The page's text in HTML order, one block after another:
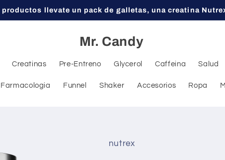
productos llevate un pack de galletas, una creatina
Mr. Candy
Creatinas Pre-Entreno Glycerol Caffeina Salud
Farmacologia Funnel Shaker Accesorios Ropa
nutrex